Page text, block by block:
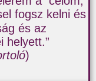
fogsz kelni és
és az
helyett.”
)